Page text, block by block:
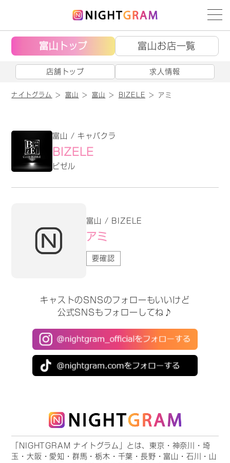
富山トップ 富山お店一覧
店舗トップ 求人情報
ナイトグラム 富山 富山 BIZELE アミ
富山 / キャバクラ
BIZELE
ビゼル
富山 / BIZELE
アミ
要確認
キャストのSNSのフォローもいいけど
公式SNSもフォローしてね♪
「NIGHTGRAM ナイトグラム」とは、東京・神奈川・埼
玉・大阪・愛知・群馬・栃木・千葉・長野・富山・石川・山